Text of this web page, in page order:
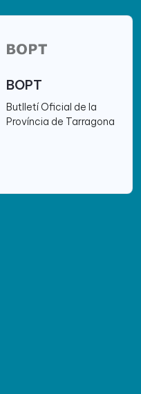
BOPT
Butlletí Oficial de la
Província de Tarragona